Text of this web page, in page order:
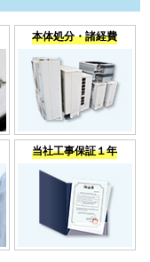
本体処分・諸経費
当社工事保証１年